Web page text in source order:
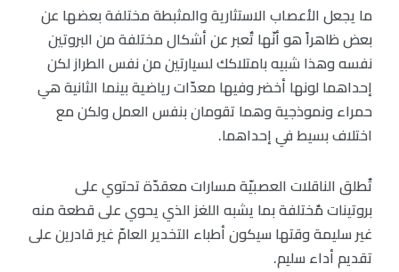
ما يجعل الأعصاب الاستثارية والمثبطة مختلفة بعضها عن
بعض ظاهراً هو أنّها تٌعبر عن أشكال مختلفة من البروتين
نفسه وهذا شبيه بامتلاكك لسيارتين من نفس الطراز لكن
إحداهما لونها أخضر وفيها معدّات رياضية بينما الثانية هي
حمراء ونموذجية وهما تقومان بنفس العمل ولكن مع
اختلاف بسيط في إحداهما.
تٌطلق الناقلات العصبيّة مسارات معقدّة تحتوي على
بروتينات مٌختلفة بما يشبه اللغز الذي يحوي على قطعة منه
غير سليمة وقتها سيكون أطباء التخدير العامّ غير قادرين على
تقديم أداء سليم.